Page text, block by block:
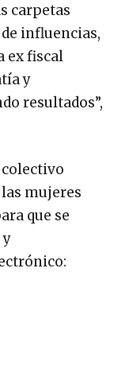
carpetas
influencias,
ex fiscal
y
resultados”,
mujeres
que se
y